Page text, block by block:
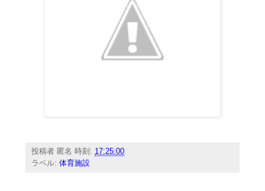
投稿者 匿名 時刻: 17:25:00
ラベル:体育施設